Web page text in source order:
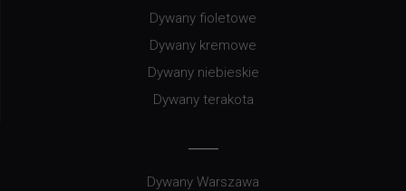
Dywany fioletowe
Dywany kremowe
Dywany niebieskie
Dywany terakota
Dywany Warszawa